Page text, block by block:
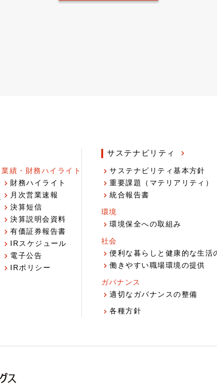
業績・財務ハイライト
財務ハイライト
月次営業速報
決算短信
決算説明会資料
有価証券報告書
IRスケジュール
電子公告
IRポリシー
サステナビリティ
サステナビリティ基本方針
重要課題（マテリアリティ）
統合報告書
環境
環境保全への取組み
社会
便利な暮らしと健康的な生活
働きやすい職場環境の提供
ガバナンス
適切なガバナンスの整備
各種方針